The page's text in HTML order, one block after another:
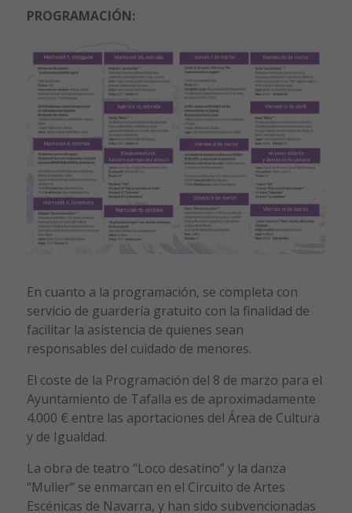
PROGRAMACIÓN:
En cuanto a la programación, se completa con
servicio de guardería gratuito con la finalidad de
facilitar la asistencia de quienes sean
responsables del cuidado de menores.
El coste de la Programación del 8 de marzo para el
Ayuntamiento de Tafalla es de aproximadamente
4.000 € entre las aportaciones del Área de Cultura
y de Igualdad.
La obra de teatro “Loco desatino” y la danza
“Mulier” se enmarcan en el Circuito de Artes
Escénicas de Navarra, y han sido subvencionadas